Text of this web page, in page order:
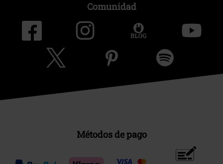
Comunidad
Métodos de pago